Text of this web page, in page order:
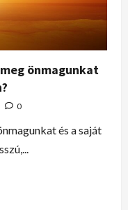
önmagunkat
0
és a saját